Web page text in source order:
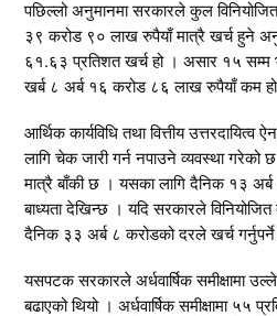
पछिल्लो अनुमानमा सरकारले कुल
३९ करोड ९० लाख रुपैयाँ मात्रै खर्च हुने
६१.६३ प्रतिशत खर्च हो । असार १५ सम्म
खर्ब ८ अर्ब १६ करोड ८६ लाख रुपैयाँ कम
आर्थिक कार्यविधि तथा वित्तीय
लागि चेक जारी गर्न नपाउने व्यवस्था गरेको
मात्रै बाँकी छ । यसका लागि दैनिक १३ अर्ब
बाध्यता देखिन्छ । यदि सरकारले
दैनिक ३३ अर्ब ८ करोडको दरले खर्च गर्नुपर्ने
यसपटक सरकारले अर्धवार्षिक समीक्षामा
बढाएको थियो । अर्धवार्षिक समीक्षामा ५५